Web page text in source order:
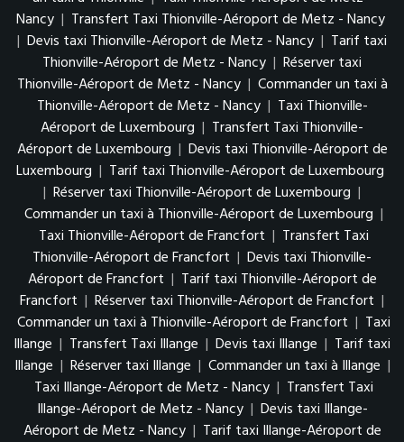
Nancy | Transfert Taxi Thionville-Aéroport de Metz - Nancy
| Devis taxi Thionville-Aéroport de Metz - Nancy | Tarif taxi
Thionville-Aéroport de Metz - Nancy | Réserver taxi
Thionville-Aéroport de Metz - Nancy | Commander un taxi à
Thionville-Aéroport de Metz - Nancy | Taxi Thionville-
Aéroport de Luxembourg | Transfert Taxi Thionville-
Aéroport de Luxembourg | Devis taxi Thionville-Aéroport de
Luxembourg | Tarif taxi Thionville-Aéroport de Luxembourg
| Réserver taxi Thionville-Aéroport de Luxembourg |
Commander un taxi à Thionville-Aéroport de Luxembourg |
Taxi Thionville-Aéroport de Francfort | Transfert Taxi
Thionville-Aéroport de Francfort | Devis taxi Thionville-
Aéroport de Francfort | Tarif taxi Thionville-Aéroport de
Francfort | Réserver taxi Thionville-Aéroport de Francfort |
Commander un taxi à Thionville-Aéroport de Francfort | Taxi
Illange | Transfert Taxi Illange | Devis taxi Illange | Tarif taxi
Illange | Réserver taxi Illange | Commander un taxi à Illange |
Taxi Illange-Aéroport de Metz - Nancy | Transfert Taxi
Illange-Aéroport de Metz - Nancy | Devis taxi Illange-
Aéroport de Metz - Nancy | Tarif taxi Illange-Aéroport de